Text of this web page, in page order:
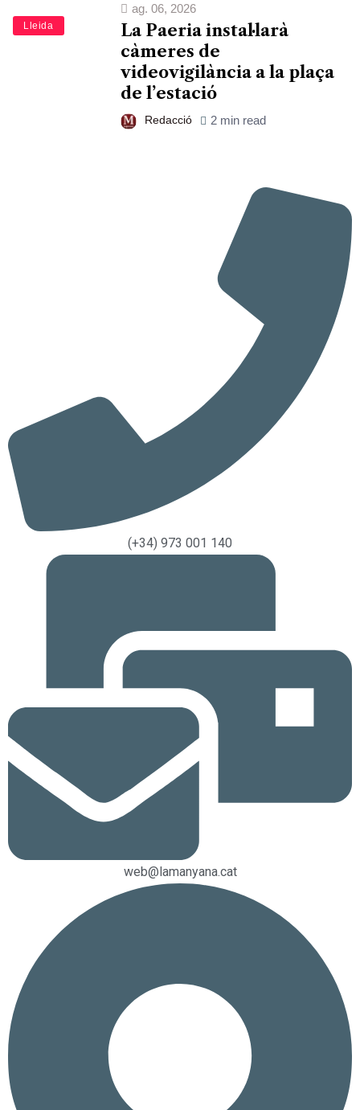
Lleida
ag. 06, 2026
La Paeria instal·larà
càmeres de
videovigilància a la plaça
de l’estació
Redacció 2 min read
(+34) 973 001 140
web@lamanyana.cat